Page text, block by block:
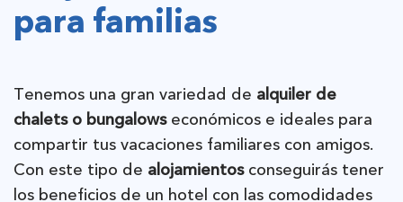
para familias
Tenemos una gran variedad de alquiler de
chalets o bungalows económicos e ideales para
compartir tus vacaciones familiares con amigos.
Con este tipo de alojamientos conseguirás tener
los beneficios de un hotel con las comodidades